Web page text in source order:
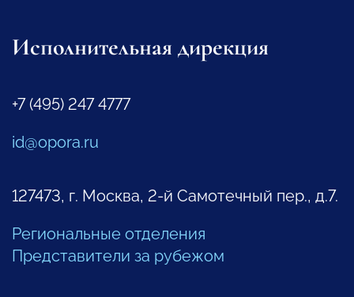
Исполнительная дирекция
+7 (495) 247 4777
id@opora.ru
127473, г. Москва, 2-й Самотечный пер., д.7.
Региональные отделения
Представители за рубежом